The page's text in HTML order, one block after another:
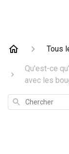
Tous
Qu'est-ce
avec les
Chercher